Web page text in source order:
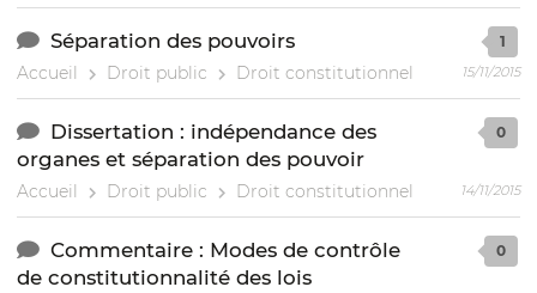
Séparation des pouvoirs
Accueil Droit public Droit constitutionnel
1
15/11/2015
Dissertation : indépendance des
organes et séparation des pouvoir
Accueil Droit public Droit constitutionnel
0
14/11/2015
Commentaire : Modes de contrôle
de constitutionnalité des lois
0